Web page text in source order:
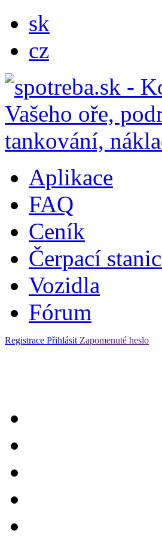
sk
cz
Aplikace
FAQ
Ceník
Čerpací
Vozidla
Fórum
Registrace Přihlásit Zapomenuté heslo